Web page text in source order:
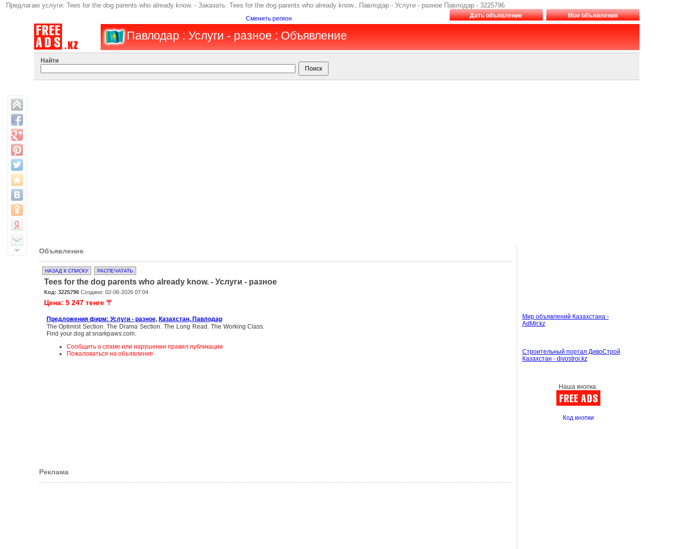
Предлагаю услуги: Tees for the dog parents who already know. - Заказать: Tees for the dog parents who already know., Павлодар - Услуги - разное Павлодар - 3225796
Сменить регион Дать объявление Мои объявления
Павлодар : Услуги - разное : Объявление
Найти
Объявление
НАЗАД К СПИСКУ РАСПЕЧАТАТЬ
Tees for the dog parents who already know. - Услуги - разное
Код: 3225796Создано: 02-06-2026 07:04
Цена: 5 247 тенге 〒
Предложения фирм: Услуги - разное, Казахстан, Павлодар
The Optimist Section. The Drama Section. The Long Read. The Working Class.
Find your dog at snarkpaws.com.
Сообщить о спаме или нарушении правил публикации
Пожаловаться на объявление
Реклама
Мир объявлений Казахстана -
AdMir.kz
Строительный портал ДивоСтрой
Казахстан - divostroi.kz
Наша кнопка:
Код кнопки